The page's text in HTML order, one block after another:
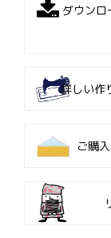
ダウンロ
詳しい作
ご購